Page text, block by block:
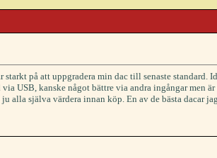
på att uppgradera min dac till senaste standard.
USB, kanske något bättre via andra ingångar men är
alla själva värdera innan köp. En av de bästa dacar